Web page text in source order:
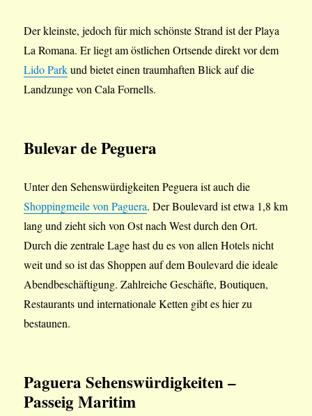
Der kleinste, jedoch für mich schönste Strand ist der Playa
La Romana. Er liegt am östlichen Ortsende direkt vor dem
Lido Parkund bietet einen traumhaften Blick auf die
Landzunge von Cala Fornells.
Bulevar de Peguera
Unter den Sehenswürdigkeiten Peguera ist auch die
Shoppingmeile von Paguera. Der Boulevard ist etwa 1,8 km
lang und zieht sich von Ost nach West durch den Ort.
Durch die zentrale Lage hast du es von allen Hotels nicht
weit und so ist das Shoppen auf dem Boulevard die ideale
Abendbeschäftigung. Zahlreiche Geschäfte, Boutiquen,
Restaurants und internationale Ketten gibt es hier zu
bestaunen.
Paguera Sehenswürdigkeiten –
Passeig Maritim